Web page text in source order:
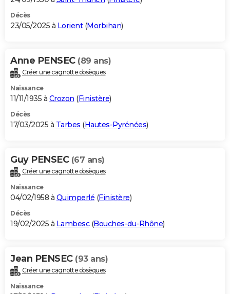
Décès
23/05/2025 à Lorient(Morbihan)
Anne PENSEC (89 ans)
Créer une cagnotte obsèques
Naissance
11/11/1935 à Crozon (Finistère)
Décès
17/03/2025 à Tarbes (Hautes-Pyrénées)
Guy PENSEC (67 ans)
Créer une cagnotte obsèques
Naissance
04/02/1958 à Quimperlé (Finistère)
Décès
19/02/2025 à Lambesc(Bouches-du-Rhône)
Jean PENSEC (93 ans)
Créer une cagnotte obsèques
Naissance